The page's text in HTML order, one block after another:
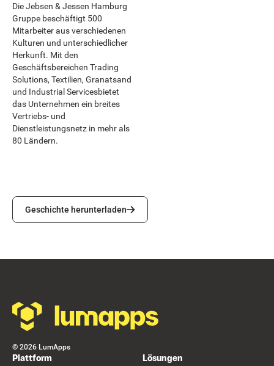
Die Jebsen & Jessen Hamburg
Gruppe beschäftigt 500
Mitarbeiter aus verschiedenen
Kulturen und unterschiedlicher
Herkunft. Mit den
Geschäftsbereichen Trading
Solutions, Textilien, Granatsand
und Industrial Servicesbietet
das Unternehmen ein breites
Vertriebs- und
Dienstleistungsnetz in mehr als
80 Ländern.
Geschichte herunterladen
Geschichte herunterladen
© 2026 LumApps
Plattform Lösungen